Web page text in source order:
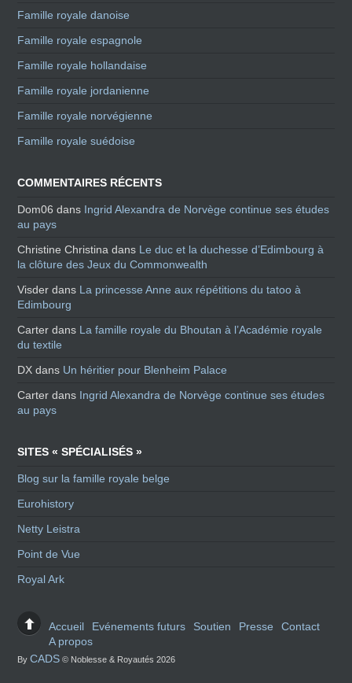
Famille royale danoise
Famille royale espagnole
Famille royale hollandaise
Famille royale jordanienne
Famille royale norvégienne
Famille royale suédoise
COMMENTAIRES RÉCENTS
Dom06 dans Ingrid Alexandra de Norvège continue ses études
au pays
Christine Christina dans Le duc et la duchesse d’Edimbourg à
la clôture des Jeux du Commonwealth
Visder dans La princesse Anne aux répétitions du tatoo à
Edimbourg
Carter dans La famille royale du Bhoutan à l’Académie royale
du textile
DX dans Un héritier pour Blenheim Palace
Carter dans Ingrid Alexandra de Norvège continue ses études
au pays
SITES « SPÉCIALISÉS »
Blog sur la famille royale belge
Eurohistory
Netty Leistra
Point de Vue
Royal Ark
Accueil Evénements futurs Soutien Presse
Contact
A propos
ByCADS © Noblesse & Royautés 2026